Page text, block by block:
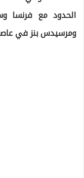
الحدود مع فرنسا
ومرسيدس بنز في